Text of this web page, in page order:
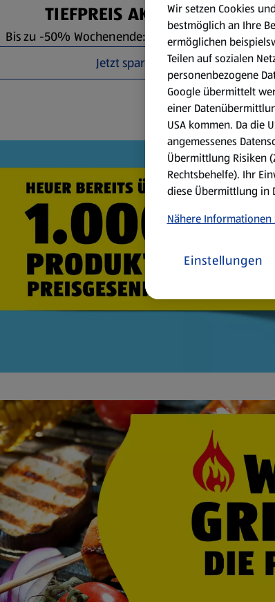
TIEFPREIS AKTIONEN
Bis zu -50% Wochenende: Fr. 7.8. und Sa. 8.8.
Jetzt sparen
Wir setzen Cookies
bestmöglich an Ihre
ermöglichen
Teilen auf sozialen
personenbezogene
Google übermittelt
einer
USA kommen. Da die
angemessenes
Übermittlung Risiken
Rechtsbehelfe). Ihr
diese Übermittlung in
Nähere
Einstellungen